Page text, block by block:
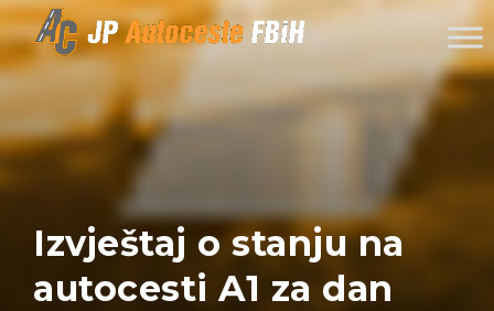
Skip to content
Izvještaj o stanju na
autocesti A1 za dan